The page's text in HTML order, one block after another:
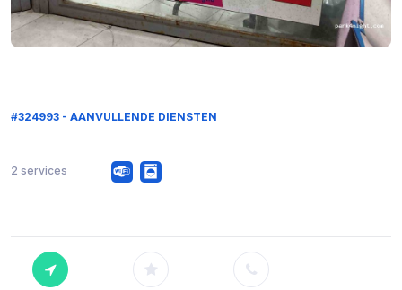
#324993 - AANVULLENDE DIENSTEN
2 services